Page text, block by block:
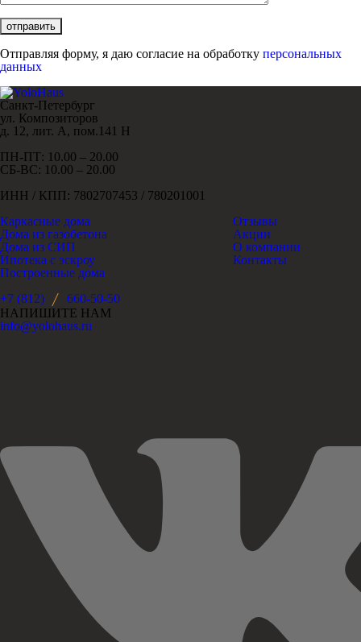
Отправляя форму, я даю согласие на обработку персональных
данных
Санкт-Петербург
ул. Композиторов
д. 12, лит. А, пом.141 Н
ПН-ПТ: 10.00 – 20.00
СБ-ВС: 10.00 – 20.00
ИНН / КПП: 7802707453 / 780201001
Каркасные дома
Дома из газобетона
Дома из СИП
Ипотека с эскроу
Построенные дома
Отзывы
Акции
О компании
Контакты
+7 (812)
660-50-50
НАПИШИТЕ НАМ
info@yolohaus.ru